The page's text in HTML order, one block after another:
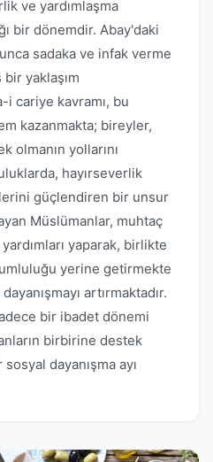
ve yardımlaşma
bir dönemdir. Abay'daki
sadaka ve infak verme
yaklaşım
cariye kavramı, bu
kazanmakta; bireyler,
olmanın yollarını
hayırseverlik
güçlendiren bir unsur
Müslümanlar, muhtaç
yaparak, birlikte
yerine getirmekte
artırmaktadır.
bir ibadet dönemi
birbirine destek
dayanışma ayı